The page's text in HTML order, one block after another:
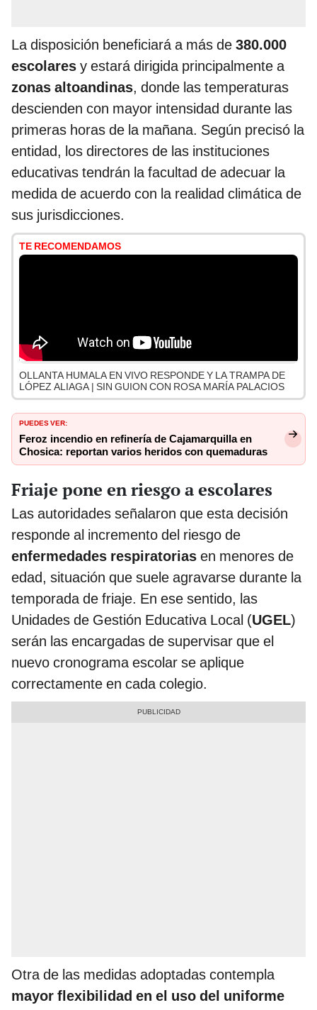
La disposición beneficiará a más de 380.000
escolares y estará dirigida principalmente a
zonas altoandinas, donde las temperaturas
descienden con mayor intensidad durante las
primeras horas de la mañana. Según precisó la
entidad, los directores de las instituciones
educativas tendrán la facultad de adecuar la
medida de acuerdo con la realidad climática de
sus jurisdicciones.
TE RECOMENDAMOS
OLLANTA HUMALA EN VIVO RESPONDE Y LA TRAMPA DE
LÓPEZ ALIAGA | SIN GUION CON ROSA MARÍA PALACIOS
PUEDES VER:
Feroz incendio en refinería de Cajamarquilla en
Chosica: reportan varios heridos con quemaduras
Friaje pone en riesgo a escolares
Las autoridades señalaron que esta decisión
responde al incremento del riesgo de
enfermedades respiratorias en menores de
edad, situación que suele agravarse durante la
temporada de friaje. En ese sentido, las
Unidades de Gestión Educativa Local (UGEL)
serán las encargadas de supervisar que el
nuevo cronograma escolar se aplique
correctamente en cada colegio.
Otra de las medidas adoptadas contempla
mayor flexibilidad en el uso del uniforme